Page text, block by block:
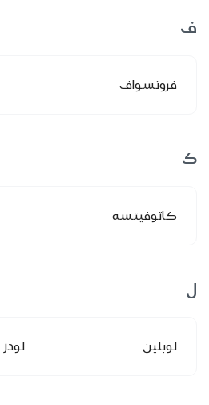
ف
فروتسواف
ك
كاتوفيتسه
ل
لوبلين لودز